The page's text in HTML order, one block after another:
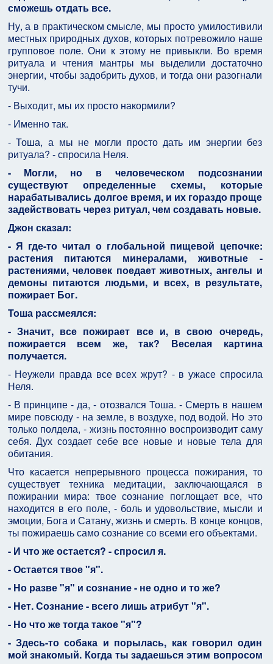
сможешь отдать все.
Ну, а в практическом смысле, мы просто умилостивили
местных природных духов, которых потревожило наше
групповое поле. Они к этому не привыкли. Во время
ритуала и чтения мантры мы выделили достаточно
энергии, чтобы задобрить духов, и тогда они разогнали
тучи.
- Выходит, мы их просто накормили?
- Именно так.
- Тоша, а мы не могли просто дать им энергии без
ритуала? - спросила Неля.
- Могли, но в человеческом подсознании
существуют определенные схемы, которые
нарабатывались долгое время, и их гораздо проще
задействовать через ритуал, чем создавать новые.
Джон сказал:
- Я где-то читал о глобальной пищевой цепочке:
растения питаются минералами, животные -
растениями, человек поедает животных, ангелы и
демоны питаются людьми, и всех, в результате,
пожирает Бог.
Тоша рассмеялся:
- Значит, все пожирает все и, в свою очередь,
пожирается всем же, так? Веселая картина
получается.
- Неужели правда все всех жрут? - в ужасе спросила
Неля.
- В принципе - да, - отозвался Тоша. - Смерть в нашем
мире повсюду - на земле, в воздухе, под водой. Но это
только полдела, - жизнь постоянно воспроизводит саму
себя. Дух создает себе все новые и новые тела для
обитания.
Что касается непрерывного процесса пожирания, то
существует техника медитации, заключающаяся в
пожирании мира: твое сознание поглощает все, что
находится в его поле, - боль и удовольствие, мысли и
эмоции, Бога и Сатану, жизнь и смерть. В конце концов,
ты пожираешь само сознание со всеми его объектами.
- И что же остается? - спросил я.
- Остается твое "я".
- Но разве "я" и сознание - не одно и то же?
- Нет. Сознание - всего лишь атрибут "я".
- Но что же тогда такое "я"?
- Здесь-то собака и порылась, как говорил один
мой знакомый. Когда ты задаешься этим вопросом